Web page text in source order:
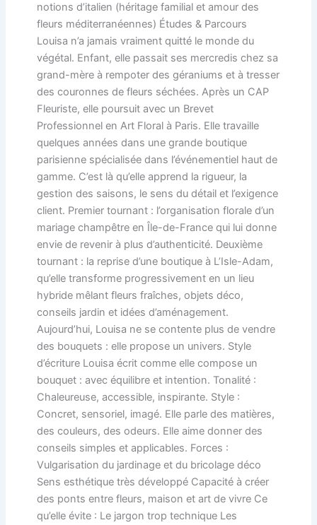
notions d’italien (héritage familial et amour des
fleurs méditerranéennes) Études & Parcours
Louisa n’a jamais vraiment quitté le monde du
végétal. Enfant, elle passait ses mercredis chez sa
grand-mère à rempoter des géraniums et à tresser
des couronnes de fleurs séchées. Après un CAP
Fleuriste, elle poursuit avec un Brevet
Professionnel en Art Floral à Paris. Elle travaille
quelques années dans une grande boutique
parisienne spécialisée dans l’événementiel haut de
gamme. C’est là qu’elle apprend la rigueur, la
gestion des saisons, le sens du détail et l’exigence
client. Premier tournant : l’organisation florale d’un
mariage champêtre en Île-de-France qui lui donne
envie de revenir à plus d’authenticité. Deuxième
tournant : la reprise d’une boutique à L’Isle-Adam,
qu’elle transforme progressivement en un lieu
hybride mêlant fleurs fraîches, objets déco,
conseils jardin et idées d’aménagement.
Aujourd’hui, Louisa ne se contente plus de vendre
des bouquets : elle propose un univers. Style
d’écriture Louisa écrit comme elle compose un
bouquet : avec équilibre et intention. Tonalité :
Chaleureuse, accessible, inspirante. Style :
Concret, sensoriel, imagé. Elle parle des matières,
des couleurs, des odeurs. Elle aime donner des
conseils simples et applicables. Forces :
Vulgarisation du jardinage et du bricolage déco
Sens esthétique très développé Capacité à créer
des ponts entre fleurs, maison et art de vivre Ce
qu’elle évite : Le jargon trop technique Les